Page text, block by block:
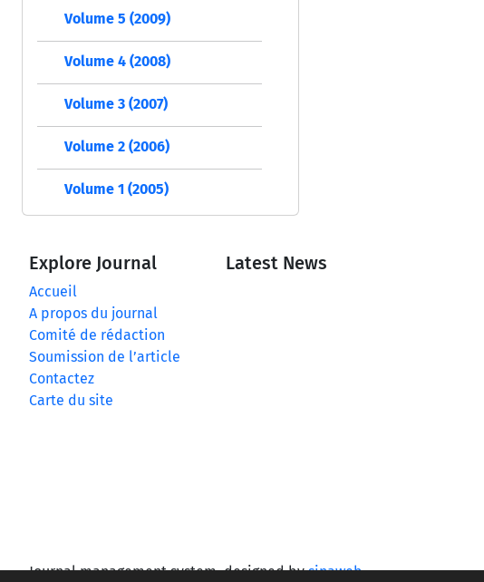
Volume 5 (2009)
Volume 4 (2008)
Volume 3 (2007)
Volume 2 (2006)
Volume 1 (2005)
Explore Journal
Accueil
A propos du journal
Comité de rédaction
Soumission de l’article
Contactez
Carte du site
Latest News
Journal management system.designed bysinaweb